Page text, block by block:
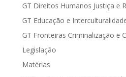
GT Direitos Humanos Justiça e
GT Educação e
GT Fronteiras Criminalização e
Legislação
Matérias